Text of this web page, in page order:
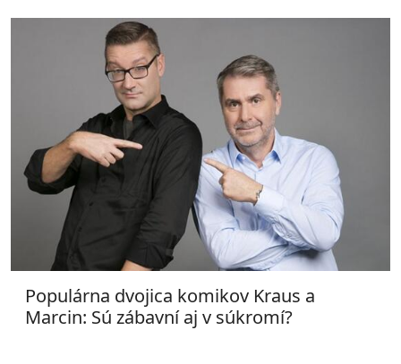
Populárna dvojica komikov Kraus a
Marcin: Sú zábavní aj v súkromí?